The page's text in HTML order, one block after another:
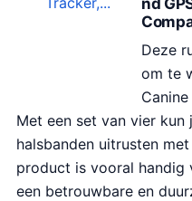
Deze
om te
Met een set van vier
halsbanden uitrusten
product is vooral handig
een betrouwbare en